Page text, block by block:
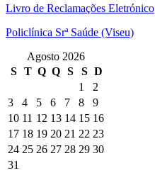
Livro de Reclamações Eletrónico
Policlínica Srª Saúde (Viseu)
Agosto 2026
S
T Q Q S S D
1
2
3
4 5 6 7 8
9
10 11 12 13 14 15 16
17 18 19 20 21 22 23
24 25 26 27 28 29 30
31